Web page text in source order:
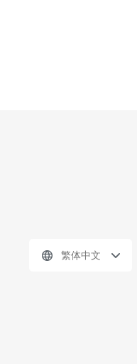
繁体中文